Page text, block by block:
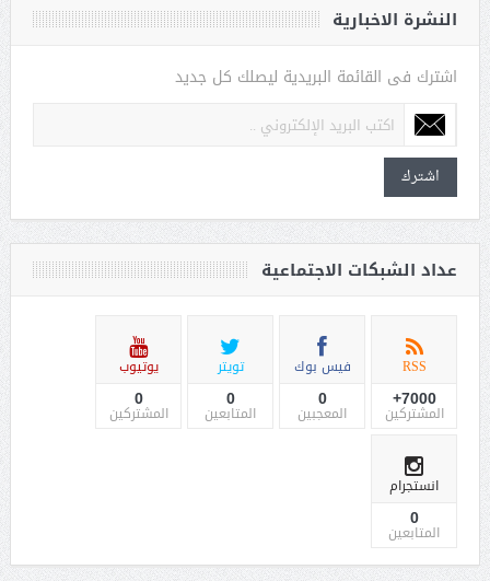
النشرة الاخبارية
اشترك فى القائمة البريدية ليصلك كل جديد
اشترك
عداد الشبكات الاجتماعية
RSS
7000+
المشتركين
فيس بوك
0
المعجبين
تويتر
0
المتابعين
يوتيوب
0
المشتركين
انستجرام
0
المتابعين